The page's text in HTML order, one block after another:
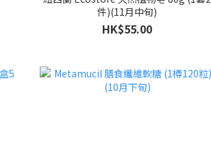
件)(11月中旬)
HK$55.00